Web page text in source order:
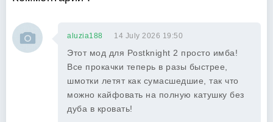
aluzia188 14 July 2026 19:50
Этот мод для Postknight 2 просто имба!
Все прокачки теперь в разы быстрее,
шмотки летят как сумасшедшие, так что
можно кайфовать на полную катушку без
дуба в кровать!